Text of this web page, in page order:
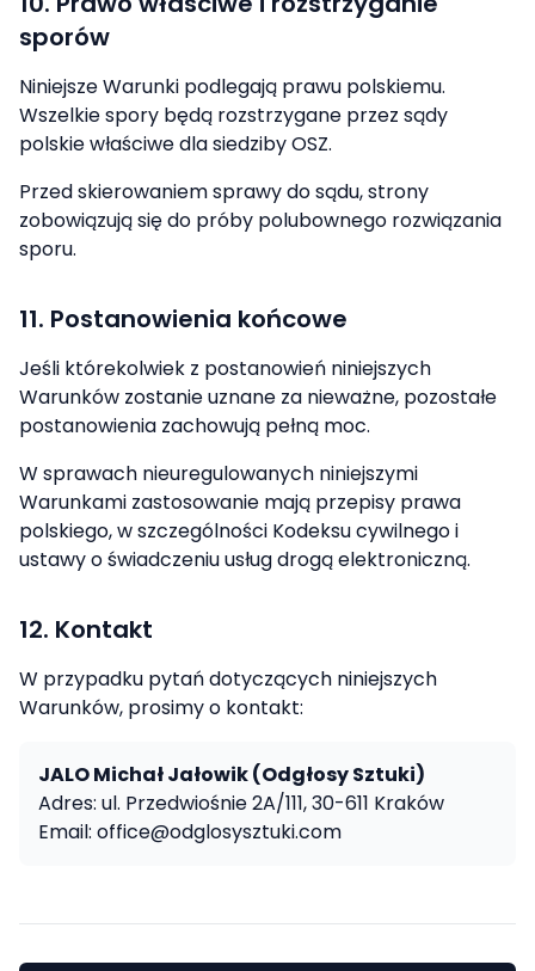
sporów
Niniejsze Warunki podlegają prawu polskiemu.
Wszelkie spory będą rozstrzygane przez sądy
polskie właściwe dla siedziby OSZ.
Przed skierowaniem sprawy do sądu, strony
zobowiązują się do próby polubownego rozwiązania
sporu.
11. Postanowienia końcowe
Jeśli którekolwiek z postanowień niniejszych
Warunków zostanie uznane za nieważne, pozostałe
postanowienia zachowują pełną moc.
W sprawach nieuregulowanych niniejszymi
Warunkami zastosowanie mają przepisy prawa
polskiego, w szczególności Kodeksu cywilnego i
ustawy o świadczeniu usług drogą elektroniczną.
12. Kontakt
W przypadku pytań dotyczących niniejszych
Warunków, prosimy o kontakt:
JALO Michał Jałowik (Odgłosy Sztuki)
Adres: ul. Przedwiośnie 2A/111, 30-611 Kraków
Email: office@odglosysztuki.com